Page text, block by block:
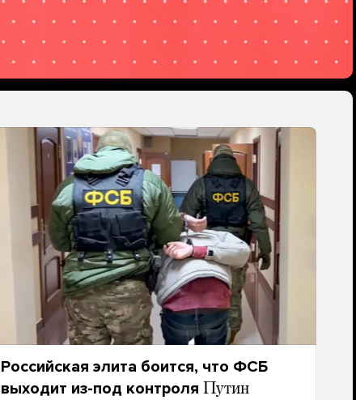
Российская элита боится, что ФСБ
выходит из-под контроля Путин